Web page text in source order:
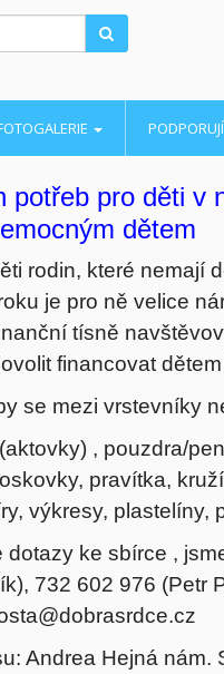
pro děti v
dětem
rodin, které nemají
je pro ně velice
tísně
financovat
se mezi vrstevníky
, pouzdra/
pravítka,
výkresy, plastelíny,
ke sbírce ,
732 602 976 (Petr
Andrea Hejná